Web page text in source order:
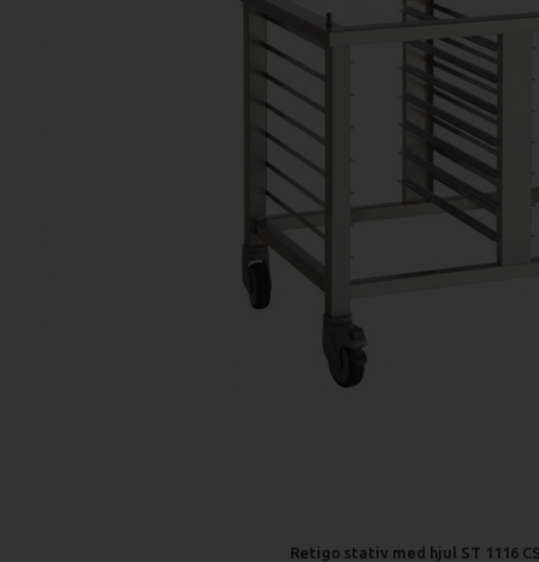
Retigo stativ med hjul ST 1116 CS